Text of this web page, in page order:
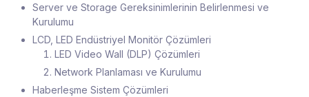
Server ve Storage Gereksinimlerinin Belirlenmesi ve
Kurulumu
LCD, LED Endüstriyel Monitör Çözümleri
LED Video Wall (DLP) Çözümleri
Network Planlaması ve Kurulumu
Haberleşme Sistem Çözümleri